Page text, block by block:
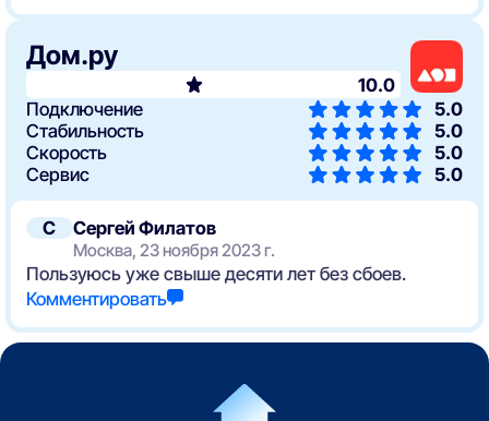
С Сергей Филатов
Москва, 23 ноября 2023 г.
Пользуюсь уже свыше десяти лет без сбоев.
Комментировать
Дом.ру
10.0
Подключение
5.0
Стабильность
5.0
Скорость
5.0
Сервис
5.0